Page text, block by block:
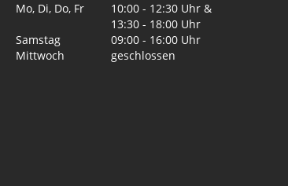
Mo, Di, Do, Fr
10:00 - 12:30 Uhr &
13:30 - 18:00 Uhr
Samstag
09:00 - 16:00 Uhr
Mittwoch
geschlossen